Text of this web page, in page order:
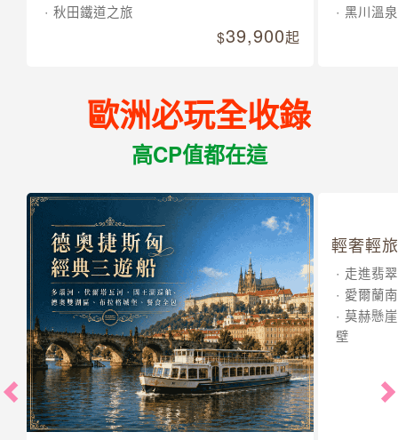
秋田鐵道之旅
39,900起
黑川溫泉
歐洲必玩全收錄
高CP值都在這
輕奢輕
走進翡
愛爾蘭
莫赫懸
壁